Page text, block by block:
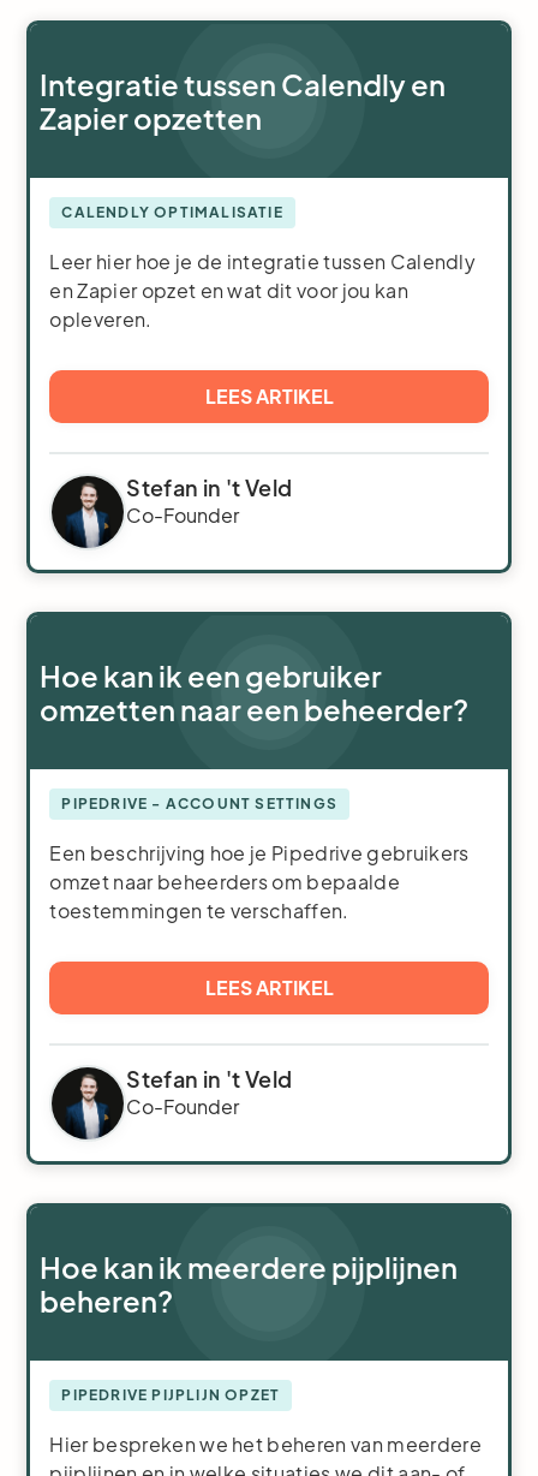
Integratie tussen Calendly en
Zapier opzetten
CALENDLY OPTIMALISATIE
Leer hier hoe je de integratie tussen Calendly
en Zapier opzet en wat dit voor jou kan
opleveren.
LEES ARTIKEL
Stefan in 't Veld
Co-Founder
Hoe kan ik een gebruiker
omzetten naar een beheerder?
PIPEDRIVE - ACCOUNT SETTINGS
Een beschrijving hoe je Pipedrive gebruikers
omzet naar beheerders om bepaalde
toestemmingen te verschaffen.
LEES ARTIKEL
Stefan in 't Veld
Co-Founder
Hoe kan ik meerdere pijplijnen
beheren?
PIPEDRIVE PIJPLIJN OPZET
Hier bespreken we het beheren van meerdere